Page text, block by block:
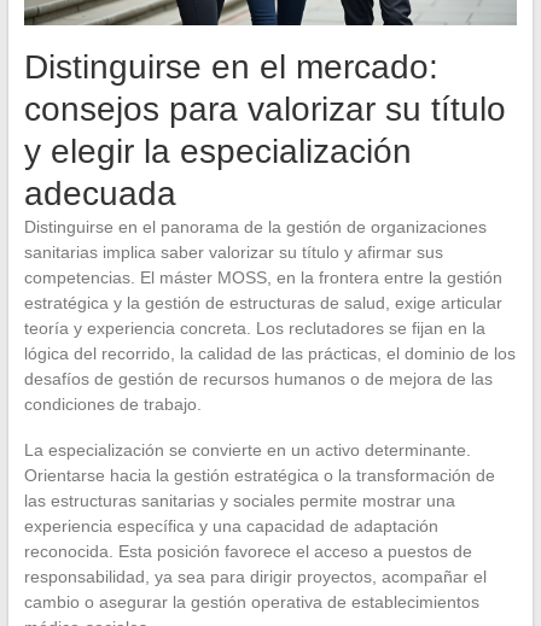
Distinguirse en el mercado:
consejos para valorizar su título
y elegir la especialización
adecuada
Distinguirse en el panorama de la gestión de organizaciones
sanitarias implica saber valorizar su título y afirmar sus
competencias. El máster MOSS, en la frontera entre la gestión
estratégica y la gestión de estructuras de salud, exige articular
teoría y experiencia concreta. Los reclutadores se fijan en la
lógica del recorrido, la calidad de las prácticas, el dominio de los
desafíos de gestión de recursos humanos o de mejora de las
condiciones de trabajo.
La especialización se convierte en un activo determinante.
Orientarse hacia la gestión estratégica o la transformación de
las estructuras sanitarias y sociales permite mostrar una
experiencia específica y una capacidad de adaptación
reconocida. Esta posición favorece el acceso a puestos de
responsabilidad, ya sea para dirigir proyectos, acompañar el
cambio o asegurar la gestión operativa de establecimientos